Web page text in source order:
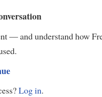
— and understand how
Log in.